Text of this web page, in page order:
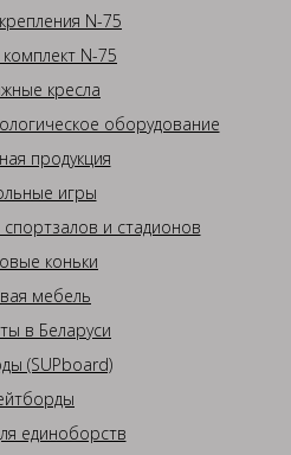
N-75
N-75
кресла
оборудование
продукция
игры
и стадионов
коньки
мебель
в Беларуси
(SUPboard)
единоборств